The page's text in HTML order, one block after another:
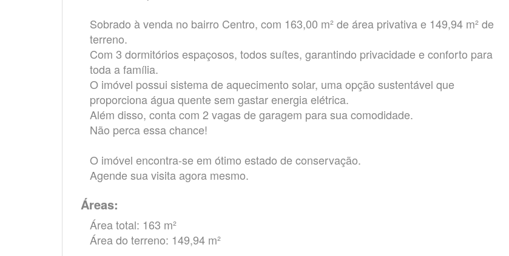
Sobrado à venda no bairro Centro, com 163,00 m² de área privativa e 149,94 m² de
terreno.
Com 3 dormitórios espaçosos, todos suítes, garantindo privacidade e conforto para
toda a família.
O imóvel possui sistema de aquecimento solar, uma opção sustentável que
proporciona água quente sem gastar energia elétrica.
Além disso, conta com 2 vagas de garagem para sua comodidade.
Não perca essa chance!
O imóvel encontra-se em ótimo estado de conservação.
Agende sua visita agora mesmo.
Áreas:
Área total: 163 m²
Área do terreno: 149,94 m²